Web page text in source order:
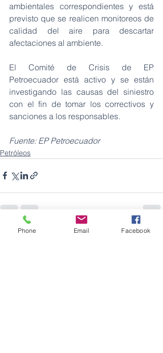
ambientales correspondientes y está
previsto que se realicen monitoreos de
calidad del aire para descartar
afectaciones al ambiente.
El Comité de Crisis de EP
Petroecuador está activo y se están
investigando las causas del siniestro
con el fin de tomar los correctivos y
sanciones a los responsables.
Fuente: EP Petroecuador
Petróleos
Entradas recientes Ver todo
Phone Email Facebook